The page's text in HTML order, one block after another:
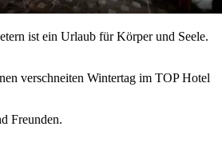
ist ein Urlaub für Körper und Seele.
Freunden.